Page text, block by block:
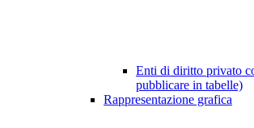
Enti di diritto privato
pubblicare in tabelle)
Rappresentazione grafica